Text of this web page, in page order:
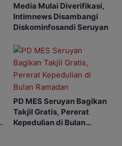
Media Mulai Diverifikasi,
Intimnews Disambangi
Diskominfosandi Seruyan
PD MES Seruyan Bagikan
Takjil Gratis, Pererat
Kepedulian di Bulan